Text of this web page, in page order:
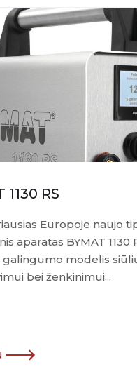
1130 RS
Europoje naujo
aparatas BYMAT 1130
galingumo modelis
bei ženkinimui...